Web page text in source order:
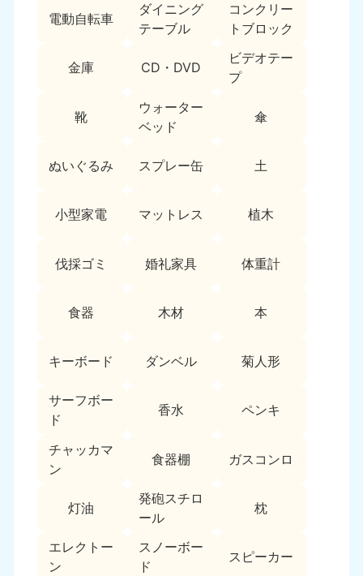
電動自転車
ダイニング
テーブル
コンクリー
トブロック
金庫 CD・DVD
ビデオテー
プ
靴
ウォーター
ベッド
傘
ぬいぐるみ スプレー缶 土
小型家電 マットレス 植木
伐採ゴミ 婚礼家具 体重計
食器 木材 本
キーボード ダンベル 菊人形
サーフボー
ド
香水 ペンキ
チャッカマ
ン
食器棚 ガスコンロ
灯油
発砲スチロ
ール
枕
エレクトー
ン
スノーボー
ド
スピーカー
栃木県
050-1881-5270
茨城県
050-1881-5269
9:00〜19:00 年中無休
050-1881-5267
9:00〜19:00 年中無休
050-1881-5255
9:00〜19:00 年中無休
050-1881-5259
9:00〜19:00 年中無休
静岡県 長野県
050-1881-5258
9:00〜19:00 年中無休
050-1881-5261
9:00〜19:00 年中無休
富山県
050-1881-5262
山梨県
050-1881-5263
9:00〜19:00 年中無休
近畿